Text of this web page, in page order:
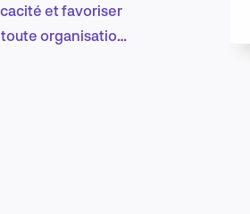
et conception produit
et favoriser
organisation